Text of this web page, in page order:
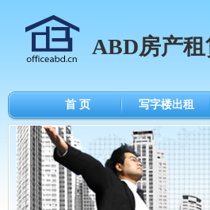
ABD房产租
首 页 写字楼出租